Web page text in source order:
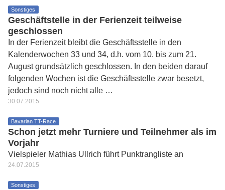
Sonstiges
Geschäftstelle in der Ferienzeit teilweise
geschlossen
In der Ferienzeit bleibt die Geschäftsstelle in den
Kalenderwochen 33 und 34, d.h. vom 10. bis zum 21.
August grundsätzlich geschlossen. In den beiden darauf
folgenden Wochen ist die Geschäftsstelle zwar besetzt,
jedoch sind noch nicht alle …
30.07.2015
Bavarian TT-Race
Schon jetzt mehr Turniere und Teilnehmer als im
Vorjahr
Vielspieler Mathias Ullrich führt Punktrangliste an
24.07.2015
Sonstiges